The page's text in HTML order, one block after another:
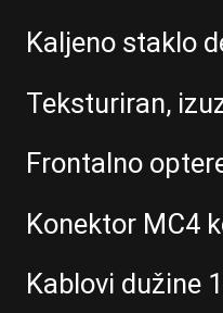
Kaljeno staklo
Teksturiran,
Frontalno
Konektor MC4
Kablovi dužine